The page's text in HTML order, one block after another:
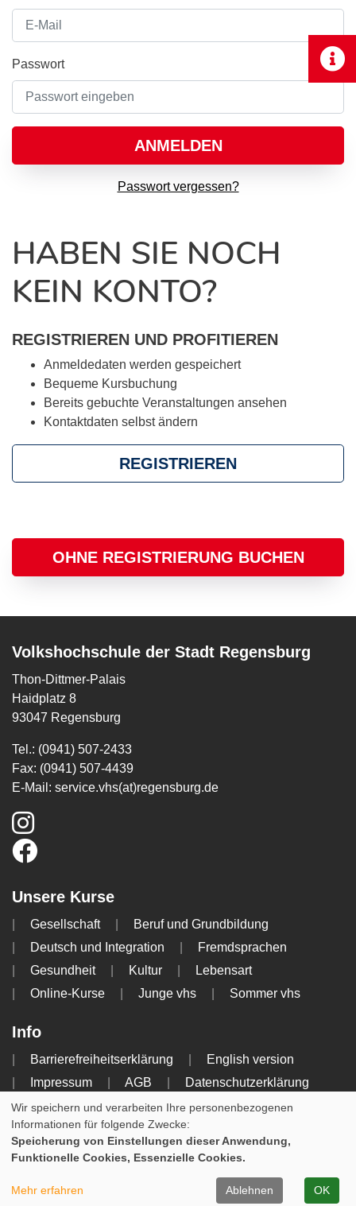
Passwort
ANMELDEN
Passwort vergessen?
HABEN SIE NOCH
KEIN KONTO?
REGISTRIEREN UND PROFITIEREN
Anmeldedaten werden gespeichert
Bequeme Kursbuchung
Bereits gebuchte Veranstaltungen ansehen
Kontaktdaten selbst ändern
REGISTRIEREN
OHNE REGISTRIERUNG BUCHEN
Volkshochschule der Stadt Regensburg
Thon-Dittmer-Palais
Haidplatz 8
93047 Regensburg
Tel.: (0941) 507-2433
Fax: (0941) 507-4439
E-Mail: service.vhs(at)regensburg.de
Unsere Kurse
Gesellschaft
Beruf und Grundbildung
Deutsch und Integration
Fremdsprachen
Gesundheit
Kultur
Lebensart
Online-Kurse
Junge vhs Sommer vhs
Info
Barrierefreiheitserklärung
English version
Impressum
AGB
Datenschutzerklärung
Widerrufsbelehrung
Cookie Einstellungen
Wir speichern und verarbeiten Ihre personenbezogenen
Informationen für folgende Zwecke:
Speicherung von Einstellungen dieser Anwendung,
Funktionelle Cookies, Essenzielle Cookies.
Mehr erfahren Ablehnen OK